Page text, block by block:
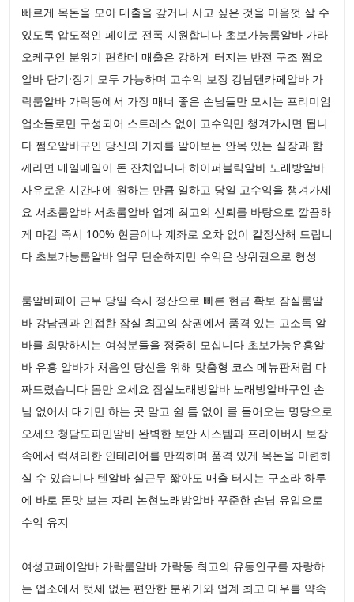
빠르게 목돈을 모아 대출을 갚거나 사고 싶은 것을 마음껏 살 수
있도록 압도적인 페이로 전폭 지원합니다 초보가능룸알바 가라
오케구인 분위기 편한데 매출은 강하게 터지는 반전 구조 쩜오
알바 단기·장기 모두 가능하며 고수익 보장 강남텐카페알바 가
락룸알바 가락동에서 가장 매너 좋은 손님들만 모시는 프리미엄
업소들로만 구성되어 스트레스 없이 고수익만 챙겨가시면 됩니
다 쩜오알바구인 당신의 가치를 알아보는 안목 있는 실장과 함
께라면 매일매일이 돈 잔치입니다 하이퍼블릭알바 노래방알바
자유로운 시간대에 원하는 만큼 일하고 당일 고수익을 챙겨가세
요 서초룸알바 서초룸알바 업계 최고의 신뢰를 바탕으로 깔끔하
게 마감 즉시 100% 현금이나 계좌로 오차 없이 칼정산해 드립니
다 초보가능룸알바 업무 단순하지만 수익은 상위권으로 형성
룸알바페이 근무 당일 즉시 정산으로 빠른 현금 확보 잠실룸알
바 강남권과 인접한 잠실 최고의 상권에서 품격 있는 고소득 알
바를 희망하시는 여성분들을 정중히 모십니다 초보가능유흥알
바 유흥 알바가 처음인 당신을 위해 맞춤형 코스 메뉴판처럼 다
짜드렸습니다 몸만 오세요 잠실노래방알바 노래방알바구인 손
님 없어서 대기만 하는 곳 말고 쉴 틈 없이 콜 들어오는 명당으로
오세요 청담도파민알바 완벽한 보안 시스템과 프라이버시 보장
속에서 럭셔리한 인테리어를 만끽하며 품격 있게 목돈을 마련하
실 수 있습니다 텐알바 실근무 짧아도 매출 터지는 구조라 하루
에 바로 돈맛 보는 자리 논현노래방알바 꾸준한 손님 유입으로
수익 유지
여성고페이알바 가락룸알바 가락동 최고의 유동인구를 자랑하
는 업소에서 텃세 없는 편안한 분위기와 업계 최고 대우를 약속